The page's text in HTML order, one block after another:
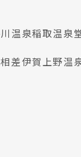
温泉稲取温泉
相差伊賀上野温